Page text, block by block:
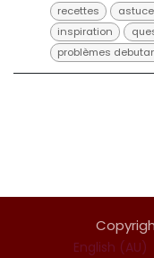
recettes
inspiration
problèmes
English (AU)